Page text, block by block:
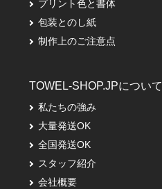
プリント色と書体
包装とのし紙
制作上のご注意点
TOWEL-SHOP.JPについて
私たちの強み
大量発送OK
全国発送OK
スタッフ紹介
会社概要